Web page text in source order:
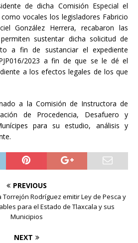
de dicha Comisión Especial el
vocales los legisladores Fabricio
González Herrera, recabaron las
sustentar dicha solicitud de
a fin de sustanciar el expediente
2023 a fin de que se le dé el
a los efectos legales de los que
a la Comisión de Instructora de
de Procedencia, Desafuero y
para su estudio, análisis y
PREVIOUS
Rodríguez emitir Ley de Pesca y
para el Estado de Tlaxcala y sus
Municipios
NEXT